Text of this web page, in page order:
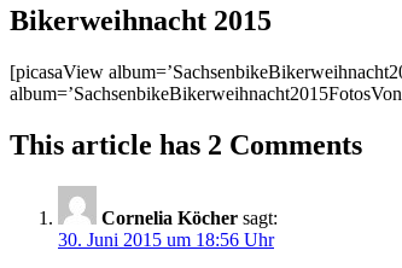
Bikerweihnacht 2015
[picasaView
This article has 2 Comments
Cornelia Köcher sagt:
30. Juni 2015 um 18:56 Uhr